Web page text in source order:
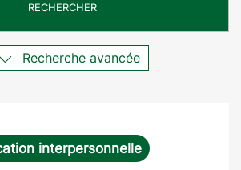
RECHERCHER
Recherche avancée
interpersonnelle